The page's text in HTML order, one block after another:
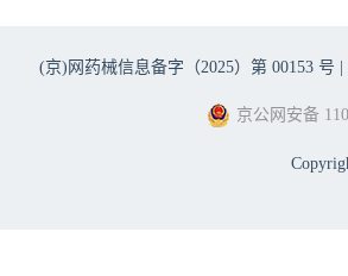
(京)网药械信息备字（2025）第 00153 号 |
京公网安备